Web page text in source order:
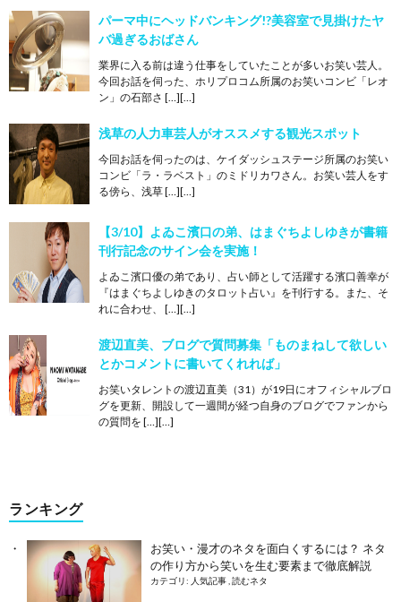
パーマ中にヘッドバンキング!?美容室で見掛けたヤ
バ過ぎるおばさん
業界に入る前は違う仕事をしていたことが多いお笑い芸人。
今回お話を伺った、ホリプロコム所属のお笑いコンビ「レオ
ン」の石部さ […][…]
浅草の人力車芸人がオススメする観光スポット
今回お話を伺ったのは、ケイダッシュステージ所属のお笑い
コンビ「ラ・ラベスト」のミドリカワさん。お笑い芸人をす
る傍ら、浅草 […][…]
【3/10】よゐこ濱口の弟、はまぐちよしゆきが書籍
刊行記念のサイン会を実施！
よゐこ濱口優の弟であり、占い師として活躍する濱口善幸が
『はまぐちよしゆきのタロット占い』を刊行する。また、そ
れに合わせ、 […][…]
渡辺直美、ブログで質問募集「ものまねして欲しい
とかコメントに書いてくれれば」
お笑いタレントの渡辺直美（31）が19日にオフィシャルブロ
グを更新、開設して一週間が経つ自身のブログでファンから
の質問を […][…]
ランキング
お笑い・漫才のネタを面白くするには？ ネタ
の作り方から笑いを生む要素まで徹底解説
カテゴリ: 人気記事 読むネタ